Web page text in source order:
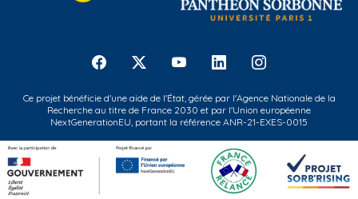
Ce projet bénéficie d'une aide de l'État, gérée par l'Agence Nationale de la
Recherche au titre de France 2030 et par l'Union européenne
NextGenerationEU, portant la référence ANR-21-EXES-0015